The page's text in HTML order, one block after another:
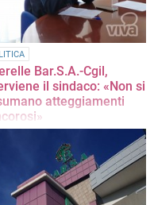
Bar.S.A.-Cgil,
il sindaco: «Non si
atteggiamenti
ufficiale. «Confermo
Alessia De Finis la
fiducia»